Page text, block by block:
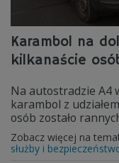
Karambol na
kilkanaście
Na autostradzie A4
karambol z
osób zostało
Zobacz więcej na
służby i